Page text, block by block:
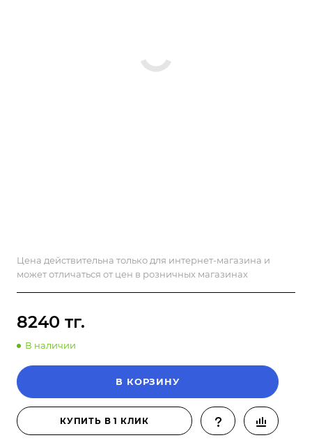
Цена действительна только для интернет-магазина и
может отличаться от цен в розничных магазинах
8240 тг.
В наличии
В КОРЗИНУ
КУПИТЬ В 1 КЛИК